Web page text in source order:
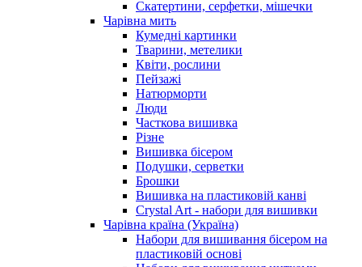
Скатертини, серфетки, мішечки
Чарiвна мить
Кумедні картинки
Тварини, метелики
Квіти, рослини
Пейзажі
Натюрморти
Люди
Часткова вишивка
Різне
Вишивка бісером
Подушки, серветки
Брошки
Вишивка на пластиковій канві
Crystal Art - набори для вишивки
Чарівна країна (Україна)
Набори для вишивання бісером на
пластиковій основі